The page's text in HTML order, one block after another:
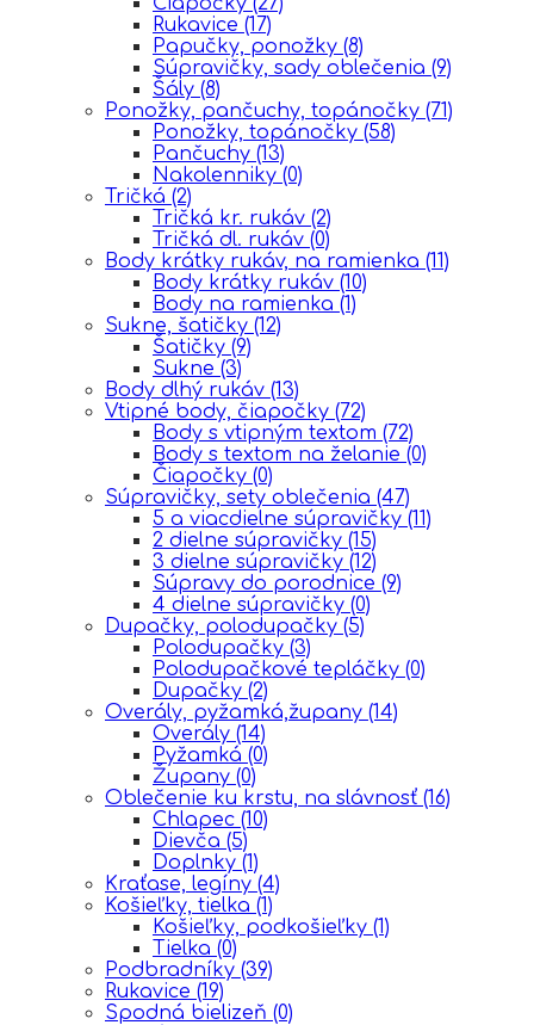
Rukavice (17)
Papučky, ponožky (8)
Súpravičky, sady oblečenia (9)
Šály (8)
Ponožky, pančuchy, topánočky (71)
Ponožky, topánočky (58)
Pančuchy (13)
Nakolenniky (0)
Tričká (2)
Tričká kr. rukáv (2)
Tričká dl. rukáv (0)
Body krátky rukáv, na ramienka (11)
Body krátky rukáv (10)
Body na ramienka (1)
Sukne, šatičky (12)
Šatičky (9)
Sukne (3)
Body dlhý rukáv (13)
Vtipné body, čiapočky (72)
Body s vtipným textom (72)
Body s textom na želanie (0)
Čiapočky (0)
Súpravičky, sety oblečenia (47)
5 a viacdielne súpravičky (11)
2 dielne súpravičky (15)
3 dielne súpravičky (12)
Súpravy do porodnice (9)
4 dielne súpravičky (0)
Dupačky, polodupačky (5)
Polodupačky (3)
Polodupačkové tepláčky (0)
Dupačky (2)
Overály, pyžamká,župany (14)
Overály (14)
Pyžamká (0)
Župany (0)
Oblečenie ku krstu, na slávnosť (16)
Chlapec (10)
Dievča (5)
Doplnky (1)
Kraťase, legíny (4)
Košieľky, tielka (1)
Košieľky, podkošieľky (1)
Tielka (0)
Podbradníky (39)
Rukavice (19)
Spodná bielizeň (0)